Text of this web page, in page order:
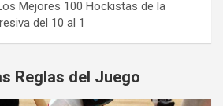
Mejores 100 Hockistas de la
del 10 al 1
Reglas del Juego